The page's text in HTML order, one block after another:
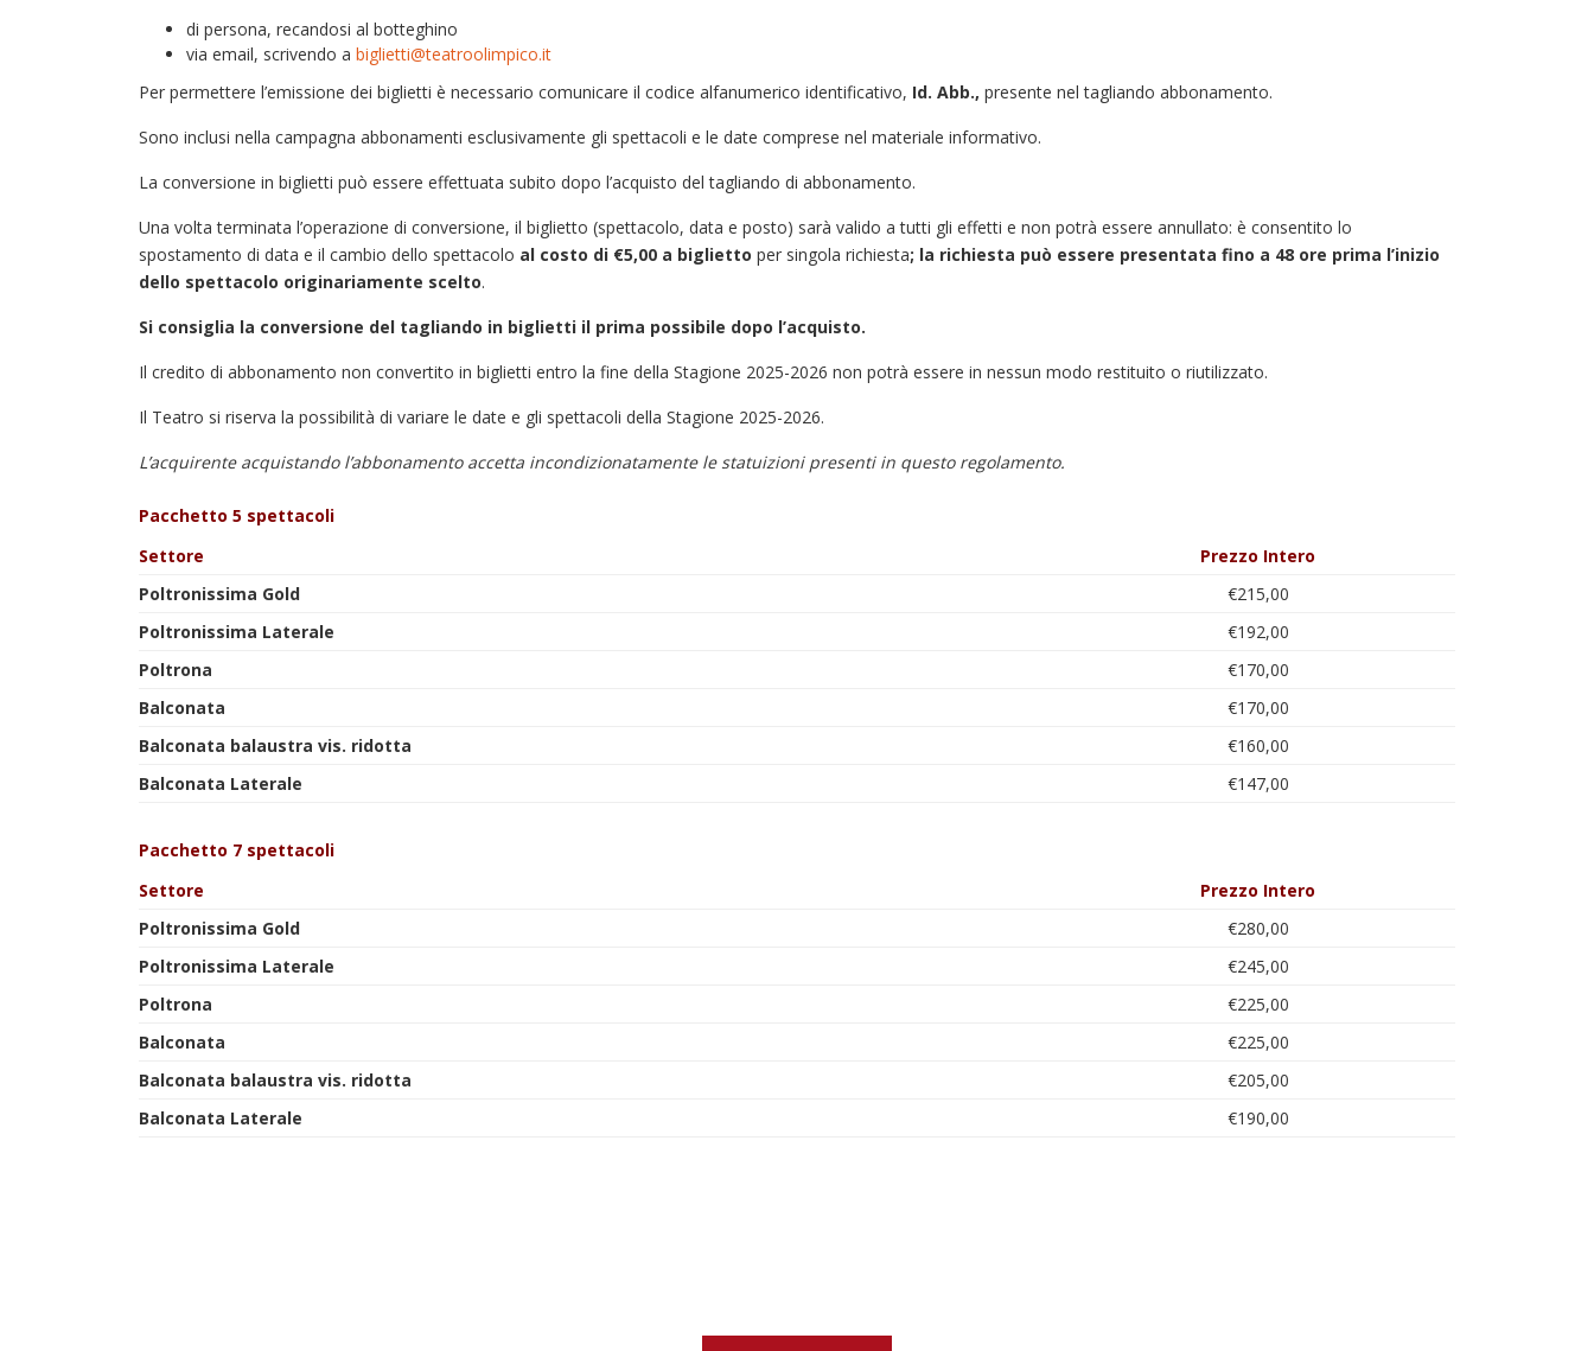
di persona, recandosi al botteghino
via email, scrivendo a biglietti@teatroolimpico.it
Per permettere l’emissione dei biglietti è necessario comunicare il codice alfanumerico identificativo, Id. Abb., presente nel tagliando abbonamento.
Sono inclusi nella campagna abbonamenti esclusivamente gli spettacoli e le date comprese nel materiale informativo.
La conversione in biglietti può essere effettuata subito dopo l’acquisto del tagliando di abbonamento.
Una volta terminata l’operazione di conversione, il biglietto (spettacolo, data e posto) sarà valido a tutti gli effetti e non potrà essere annullato: è consentito lo
spostamento di data e il cambio dello spettacolo al costo di €5,00 a biglietto per singola richiesta; la richiesta può essere presentata fino a 48 ore prima l’inizio
dello spettacolo originariamente scelto.
Si consiglia la conversione del tagliando in biglietti il prima possibile dopo l’acquisto.
Il credito di abbonamento non convertito in biglietti entro la fine della Stagione 2025-2026 non potrà essere in nessun modo restituito o riutilizzato.
Il Teatro si riserva la possibilità di variare le date e gli spettacoli della Stagione 2025-2026.
L’acquirente acquistando l’abbonamento accetta incondizionatamente le statuizioni presenti in questo regolamento.
Pacchetto 5 spettacoli
Settore
Prezzo Intero
Poltronissima Gold
€215,00
Poltronissima Laterale
€192,00
Poltrona
€170,00
Balconata
€170,00
Balconata balaustra vis. ridotta
€160,00
Balconata Laterale
€147,00
Pacchetto 7 spettacoli
Settore
Prezzo Intero
Poltronissima Gold
€280,00
Poltronissima Laterale
€245,00
Poltrona
€225,00
Balconata
€225,00
Balconata balaustra vis. ridotta
€205,00
Balconata Laterale
€190,00